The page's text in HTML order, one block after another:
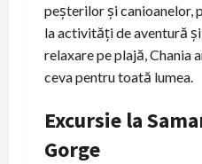
peșterilor și canioanelor,
la activități de aventură și
relaxare pe plajă, Chania
ceva pentru toată lumea.
Excursie la
Gorge